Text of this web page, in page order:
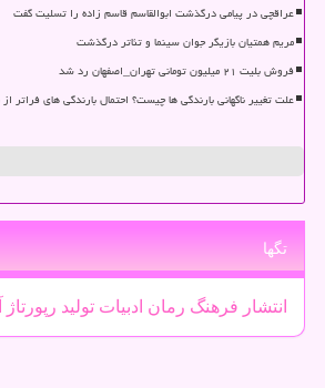
عراقچی در پیامی درگذشت ابوالقاسم قاسم زاده را تسلیت گفت
مریم همتیان بازیگر جوان سینما و تئاتر درگذشت
فروش بلیت ۲۱ میلیون تومانی تهران_اصفهان رد شد
علت تغییر ناگهانی بارندگی ها چیست؟ احتمال بارندگی های فراتر از
تگها
انتشار فرهنگ رمان ادبیات تولید رپورتاژ